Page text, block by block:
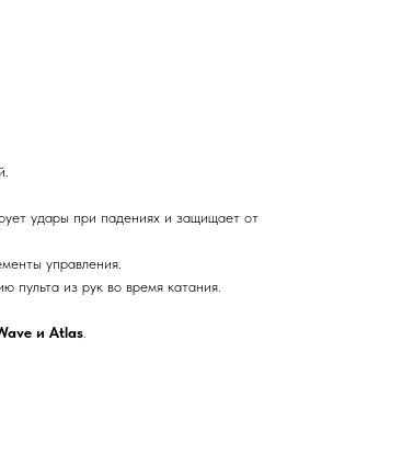
удары при падениях и защищает от
управления.
пульта из рук во время катания.
и Atlas